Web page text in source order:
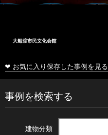
大船渡市民文化会館
❤ お気に入り保存した事例を見る
事例を検索する
建物分類